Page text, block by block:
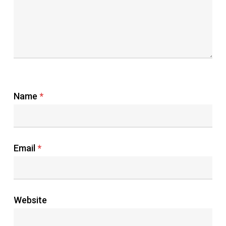
Name *
Email *
Website